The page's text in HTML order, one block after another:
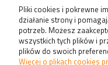
Pliki cookies i pokrewne
działanie strony i
potrzeb. Możesz
wszystkich tych plików i
plików do swoich
Więcej o plikach cookies